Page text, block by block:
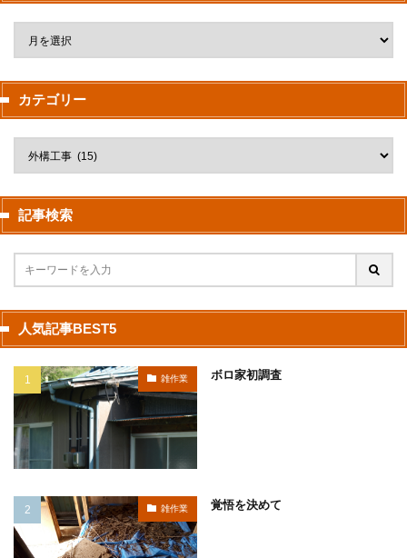
カテゴリー
記事検索
人気記事BEST5
雑作業 ボロ家初調査
雑作業 覚悟を決めて